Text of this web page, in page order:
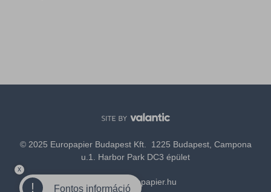
© 2025 Europapier Budapest Kft. 1225 Budapest, Campona
u.1. Harbor Park DC3 épület
office@europapier.hu
! Fontos információ
x